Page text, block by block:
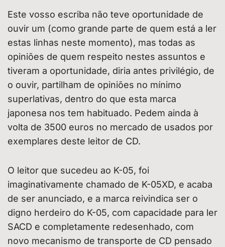
Este vosso escriba não teve oportunidade de
ouvir um (como grande parte de quem está a ler
estas linhas neste momento), mas todas as
opiniões de quem respeito nestes assuntos e
tiveram a oportunidade, diria antes privilégio, de
o ouvir, partilham de opiniões no mínimo
superlativas, dentro do que esta marca
japonesa nos tem habituado. Pedem ainda à
volta de 3500 euros no mercado de usados por
exemplares deste leitor de CD.
O leitor que sucedeu ao K-05, foi
imaginativamente chamado de K-05XD, e acaba
de ser anunciado, e a marca reivindica ser o
digno herdeiro do K-05, com capacidade para ler
SACD e completamente redesenhado, com
novo mecanismo de transporte de CD pensado